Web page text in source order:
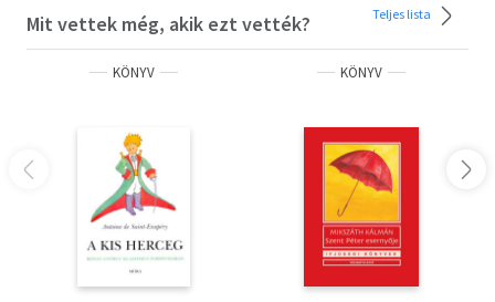
Mit vettek még, akik ezt vették? Teljes lista
KÖNYV KÖNYV